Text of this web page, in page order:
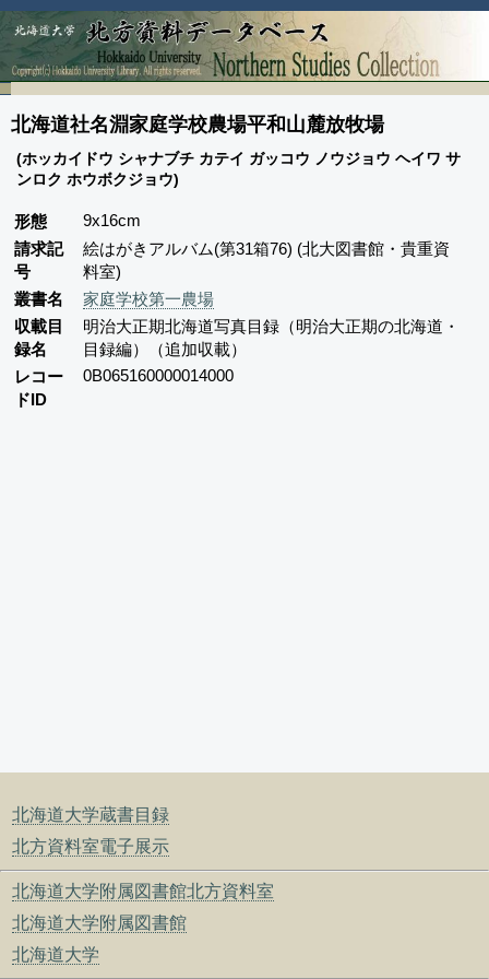
北海道大学蔵書目録
北方資料室電子展示
北海道大学附属図書館北方資料室
北海道大学附属図書館
北海道大学
北海道社名淵家庭学校農場平和山麓放牧場
(ホッカイドウ シャナブチ カテイ ガッコウ ノウジョウ ヘイワ サ
ンロク ホウボクジョウ)
形態
9x16cm
請求記
号
絵はがきアルバム(第31箱76) (北大図書館・貴重資
料室)
叢書名
家庭学校第一農場
収載目
録名
明治大正期北海道写真目録（明治大正期の北海道・
目録編）（追加収載）
レコー
ドID
0B065160000014000